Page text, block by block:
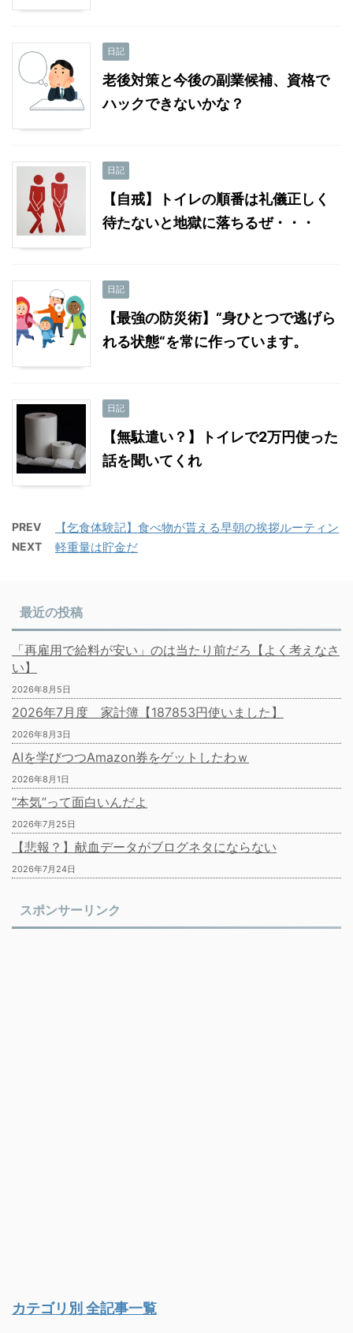
日記
老後対策と今後の副業候補、資格で
ハックできないかな？
日記
【自戒】トイレの順番は礼儀正しく
待たないと地獄に落ちるぜ・・・
日記
【最強の防災術】“身ひとつで逃げら
れる状態“を常に作っています。
日記
【無駄遣い？】トイレで2万円使った
話を聞いてくれ
PREV 【乞食体験記】食べ物が貰える早朝の挨拶ルーティン
NEXT 軽重量は貯金だ
最近の投稿
「再雇用で給料が安い」のは当たり前だろ【よく考えなさ
い】
2026年8月5日
2026年7月度 家計簿【187853円使いました】
2026年8月3日
AIを学びつつAmazon券をゲットしたわｗ
2026年8月1日
“本気”って面白いんだよ
2026年7月25日
【悲報？】献血データがブログネタにならない
2026年7月24日
スポンサーリンク
カテゴリ別 全記事一覧